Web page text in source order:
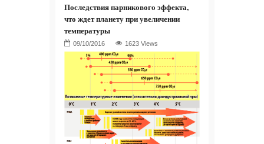
Последствия парникового эффекта,
что ждет планету при увеличении
температуры
1623 Views